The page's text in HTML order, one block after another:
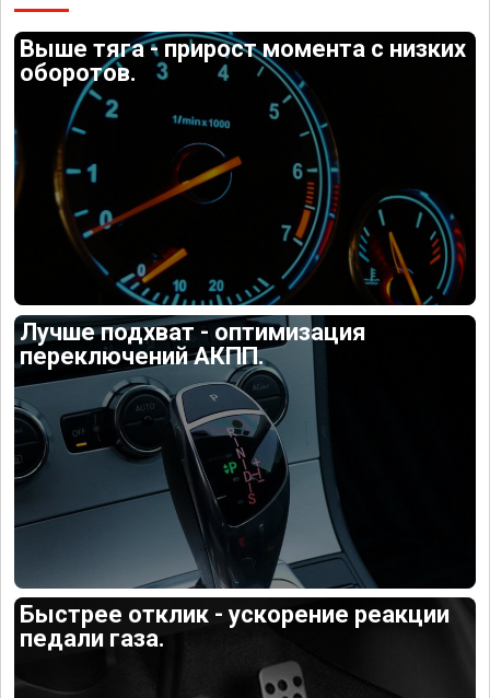
Выше тяга - прирост момента с низких
оборотов.
Лучше подхват - оптимизация
переключений АКПП.
Быстрее отклик - ускорение реакции
педали газа.